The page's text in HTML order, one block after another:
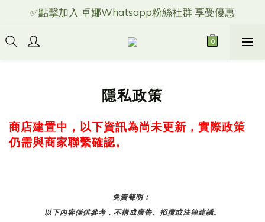
✅點擊加入 卓娜Whatsapp粉絲社群 享受優惠
隱私政策
商店建置中，以下資訊為尚未更新，實際政策
仍需與商家聯繫確認。
免責聲明：
以下內容僅供參考，不構成廣告、招攬或法律建議。